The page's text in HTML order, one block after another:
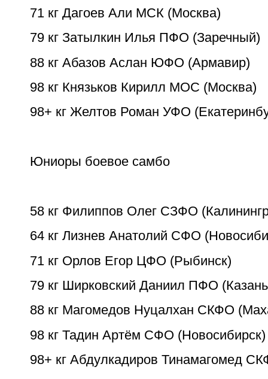
71 кг Дагоев Али МСК (Москва)
79 кг Затылкин Илья ПФО (Заречный)
88 кг Абазов Аслан ЮФО (Армавир)
98 кг Князьков Кирилл МОС (Москва)
98+ кг Желтов Роман УФО
Юниоры боевое самбо
58 кг Филиппов Олег СЗФО
64 кг Лизнев Анатолий СФО
71 кг Орлов Егор ЦФО (Рыбинск)
79 кг Ширковский Даниил ПФО
88 кг Магомедов Нуцалхан СКФО
98 кг Тадин Артём СФО (Новосибирск)
98+ кг Абдулкадиров Тинамагомед